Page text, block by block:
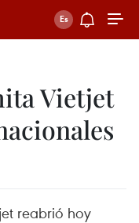
Vietjet
reabrió hoy